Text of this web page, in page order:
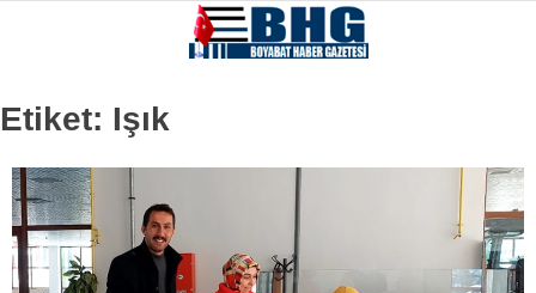
Etiket: Işık